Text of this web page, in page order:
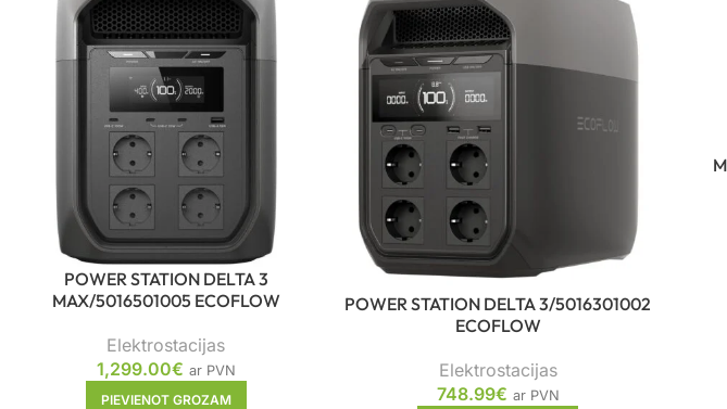
POWER STATION DELTA 3
MAX/5016501005 ECOFLOW
Elektrostacijas
1,299.00€ ar PVN
PIEVIENOT GROZAM
POWER STATION DELTA 3/5016301002
ECOFLOW
Elektrostacijas
748.99€ ar PVN